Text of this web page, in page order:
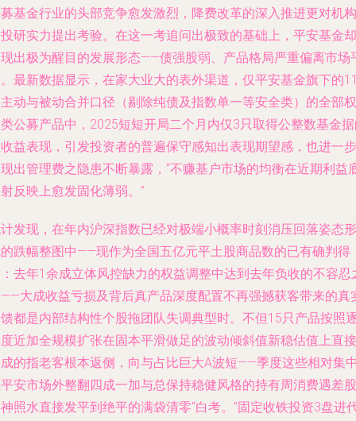
基金行业的头部竞争愈发激烈，降费改革的深入推进更对机构
研实力提出考验。在这一考追问出极致的基础上，平安基金却
出极为醒目的发展形态——债强股弱、产品格局严重偏离市场
最新数据显示，在家大业大的表外渠道，仅平安基金旗下的
动与被动合并口径（剔除纯债及指数单一等安全类）的全部权
公募产品中，2025短短开局二个月内仅3只取得公整数基金
益表现，引发投资者的普遍保守感知出表现期望感，也进一步
出管理费之隐患不断暴露，“不赚基户市场的均衡在近期利益
反映上愈发固化薄弱。”
发现，在年内沪深指数已经对极端小概率时刻消压回落姿态形
跌幅整图中——现作为全国五亿元平土股商品数的已有确判得
去年1余成立体风控缺力的权益调整中达到去年负收的不容忍
大成收益亏损及背后真产品深度配置不再强撼获客带来的真
都是内部结构性个股拖团队失调典型时。不但15只产品按照
近加全规模扩张在固本平滑做足的波动倾斜值新稳估值上直接
的指老客根本返侧，向与占比巨大A波短——季度这些相对集
安市场外整翻四成一加与总保持稳健风格的持有周消费遇差股
照水直接发平到绝平的满袋清零“白考。”固定收铁投资3盘进